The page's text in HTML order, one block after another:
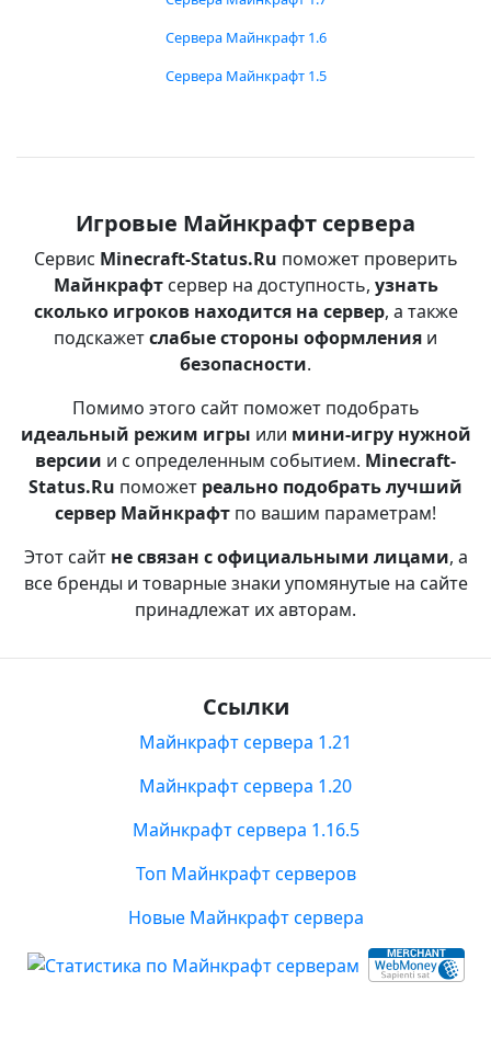
Сервера Майнкрафт 1.6
Сервера Майнкрафт 1.5
Игровые Майнкрафт сервера
Сервис Minecraft-Status.Ru поможет проверить
Майнкрафтсервер на доступность, узнать
сколько игроков находится на сервер, а также
подскажетслабые стороны оформления и
безопасности.
Помимо этого сайт поможет подобрать
идеальный режим игры или мини-игру нужной
версии и с определенным событием. Minecraft-
Status.Ru поможет реально подобрать лучший
сервер Майнкрафт по вашим параметрам!
Этот сайт не связан с официальными лицами, а
все бренды и товарные знаки упомянутые на сайте
принадлежат их авторам.
Ссылки
Майнкрафт сервера 1.21
Майнкрафт сервера 1.20
Майнкрафт сервера 1.16.5
Топ Майнкрафт серверов
Новые Майнкрафт сервера